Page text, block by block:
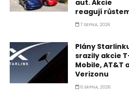
aut. Akcie
reagují
7 SRPNA, 2026
Plány
srazily akcie
Mobile, AT&T
Verizonu
6 SRPNA, 2026